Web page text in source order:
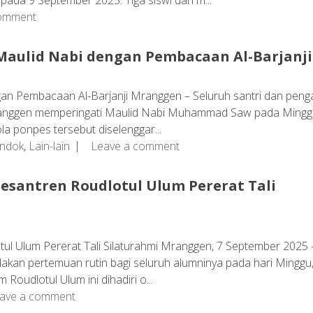
Nabi dengan Pembacaan Al-Barjanji
Pembacaan Al-Barjanji Mranggen – Seluruh santri dan
memperingati Maulid Nabi Muhammad Saw pada
ponpes tersebut diselenggar...
, Lain-lain Leave a comment
Roudlotul Ulum Pererat Tali
Ulum Pererat Tali Silaturahmi Mranggen, 7 September 2025
pertemuan rutin bagi seluruh alumninya pada hari
Roudlotul Ulum ini dihadiri o...
a comment